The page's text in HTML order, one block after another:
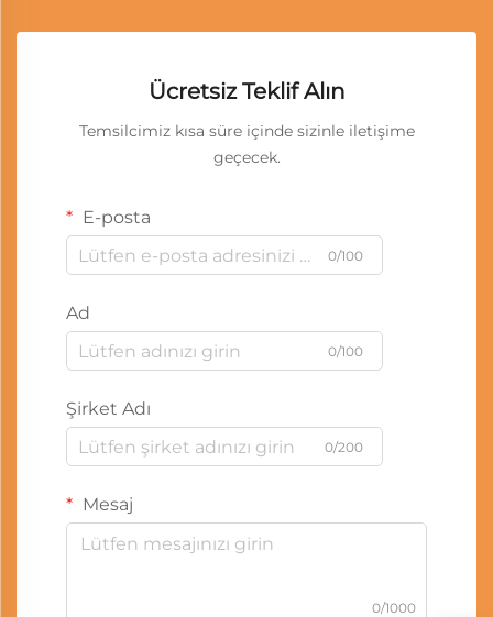
Ücretsiz Teklif Alın
Temsilcimiz kısa süre içinde sizinle iletişime
geçecek.
E-posta
0/100
Ad
0/100
Şirket Adı
0/200
Mesaj
0/1000